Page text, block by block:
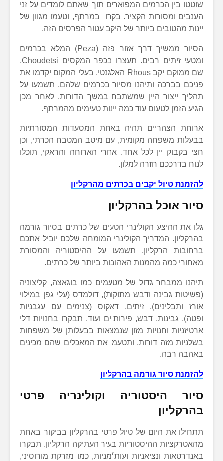
שוטטו בין הכרמים המפוארים תוך שאתם לומדים על זני
הענבים ומסורות הקציר. בקרו במרתף, וטעמו מגוון של
יינות מהטובים ביותר של היקב עטור הפרסים הזה.
הסיור ממשיך דרך אזור פזה (Peza) המלא בכרמים
ומטעי זיתים רבים. תעצרו בכפר המקסים Choudetsi,
שם ממוקם יקב Rhous האלגנטי. בעלי המקום יקדמו את
פניכם בברכה ותיהנו מסיור בכרמים שלהם, תשמעו על
תהליך ייצור היין שמשתבח במשך הדורות. לאחר מכן
הגיע הזמן לטעום עוד כמה יינות טעימים מהמרתף.
ארוחת הצהריים תהיה באחת המסעדות המסורתיות
בבעלות משפחה מקומית, עם מיטב המטבח הכרתי, וכן
חצי בקבוק יין לכל אחד. אחרי הארוחה והראקי, תוכלו
לנוח בדרככם חזרה למלון.
להזמנת טיול יקבים בכרתים מהרקליון
סיור אוכל בהרקליון
גלו את ההיצע הקולינרי הטעים של כרתים בסיור גורמה
בהרקליון. המדריך הקולינרי המומחה שלכם יוביל אתכם
ברחובות הרקליון, תשמעו על ההיסטוריה והמסורת
מאחורי כמה מהמנות האהובות ביותר של כרתים.
תיהנו ממבחר גדול של מטעמים כמו בוגאצה, קליצוניה
(פשיטות גבינה ודבש מתוקות), דולמדס (עלי גפן במילוי
אורז ותבלינים), זיתים, דאקוס (צנימים עם עגבניות
ופטה), גבינות, דבש, פירות ים ועוד. תבקרו בחנויות דלי
ארטיזניות וחנויות מזון שנמצאות בבעלותן של משפחות
בשלניות מזה דורות, ותטעמו את המאכלים שהם מכינים
באהבה רבה.
להזמנת סיור גורמה בהרקליון
סיור היסטוריה וקולינריה פרטי
בהרקליון
תתחילו את היום של טיול פרטי בהרקליון בביקור באחת
מהאטרקציות ההיסטוריות בעיר העתיקה הרקליון. תבקרו
באנדרטאות ונציאניות ועות׳מניות, כמו מזרקת מורוסיני,